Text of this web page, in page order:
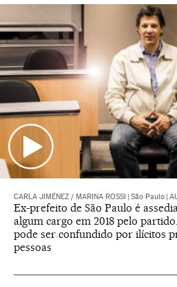
CARLA JIMÉNEZ / MARINA ROSSI São Paulo
Ex-prefeito de São Paulo é
algum cargo em 2018 pelo
pode ser confundido por ilícitos
pessoas